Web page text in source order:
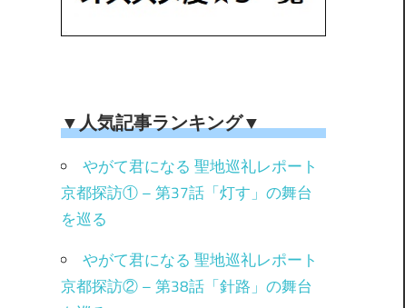
▼人気記事ランキング▼
やがて君になる 聖地巡礼レポート
京都探訪① – 第37話「灯す」の舞台
を巡る
やがて君になる 聖地巡礼レポート
京都探訪② – 第38話「針路」の舞台